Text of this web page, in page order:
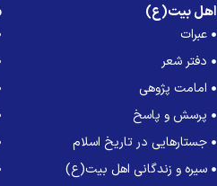
اهل بیت(ع)
عبرات
دفتر شعر
امامت پژوهی
پرسش و پاسخ
جستارهایی در تاریخ اسلام
سیره و زندگانی اهل بیت(ع)